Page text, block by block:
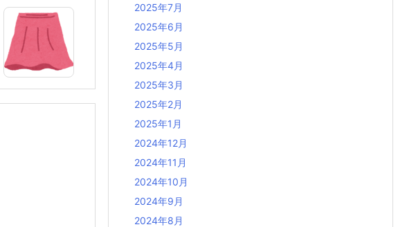
2025年7月
2025年6月
2025年5月
2025年4月
2025年3月
2025年2月
2025年1月
2024年12月
2024年11月
2024年10月
2024年9月
2024年8月